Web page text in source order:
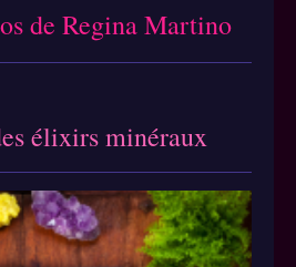
de Regina Martino
élixirs minéraux